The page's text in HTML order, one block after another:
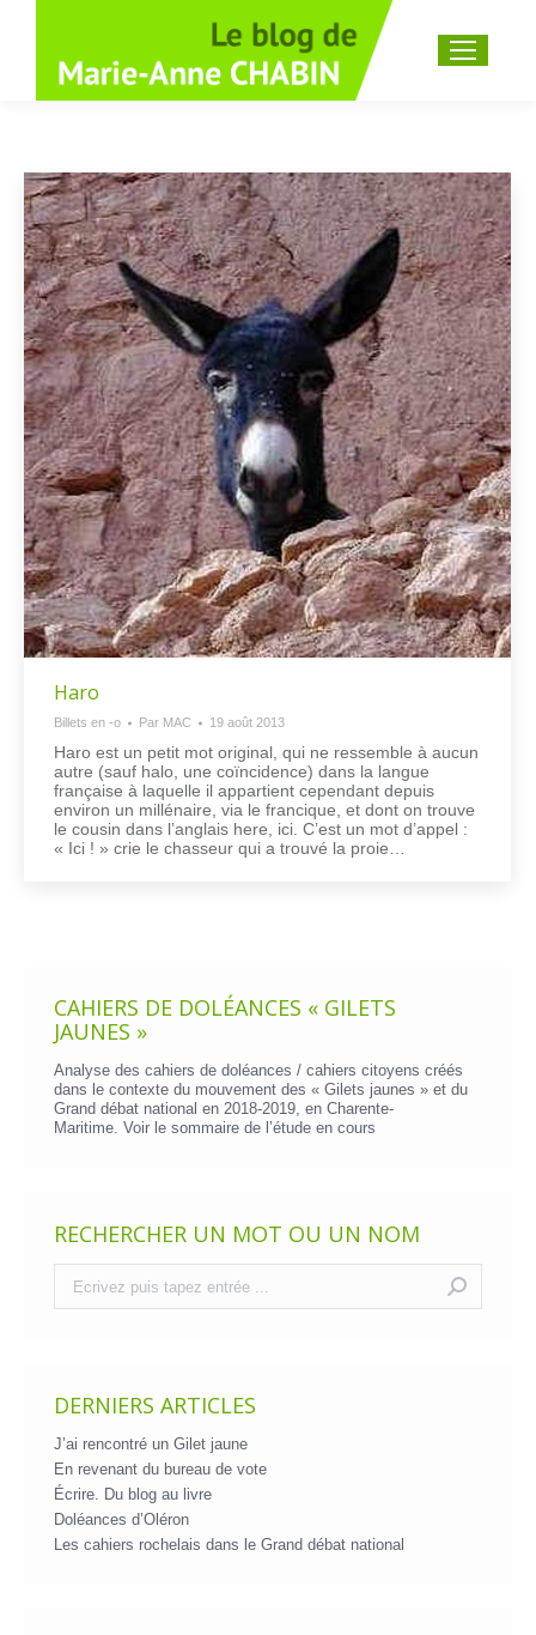
Recherche
Haro
Billets en -o Par MAC 19 août 2013
Haro est un petit mot original, qui ne ressemble à aucun
autre (sauf halo, une coïncidence) dans la langue
française à laquelle il appartient cependant depuis
environ un millénaire, via le francique, et dont on trouve
le cousin dans l’anglais here, ici. C’est un mot d’appel :
« Ici ! » crie le chasseur qui a trouvé la proie…
CAHIERS DE DOLÉANCES « GILETS
JAUNES »
Analyse des cahiers de doléances / cahiers citoyens créés
dans le contexte du mouvement des « Gilets jaunes » et du
Grand débat national en 2018-2019, en Charente-
Maritime. Voir le sommaire de l’étude en cours
RECHERCHER UN MOT OU UN NOM
DERNIERS ARTICLES
J’ai rencontré un Gilet jaune
En revenant du bureau de vote
Écrire. Du blog au livre
Doléances d’Oléron
Les cahiers rochelais dans le Grand débat national